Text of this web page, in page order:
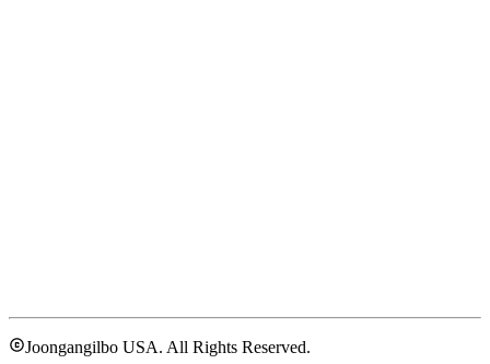
Joongangilbo USA. All Rights Reserved.